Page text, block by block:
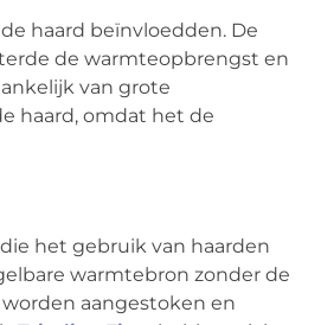
haard beïnvloedden. De
de warmteopbrengst en
van grote
haard, omdat het de
het gebruik van haarden
warmtebron zonder de
aangestoken en